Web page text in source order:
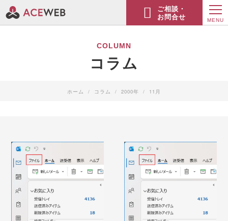
ご相談・
お問合せ
MENU
COLUMN
コラム
ホーム コラム 2000年 11月